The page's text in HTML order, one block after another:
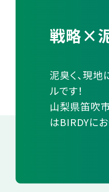
戦略×泥
泥臭く、現
ルです！
山梨県笛吹
はBIRDYにお